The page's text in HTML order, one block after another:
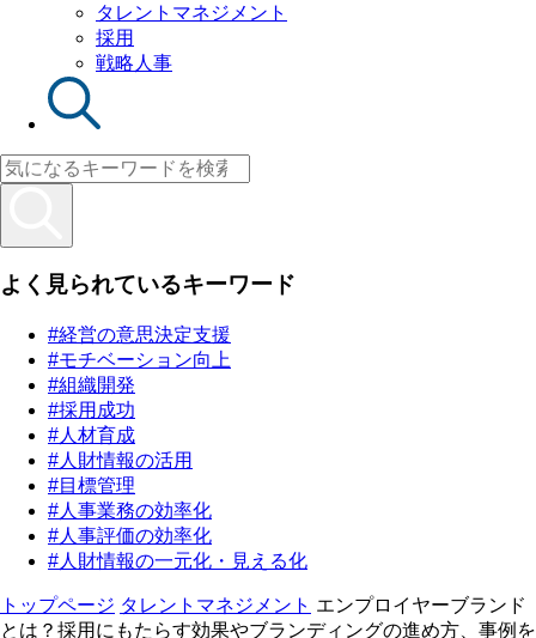
タレントマネジメント
採用
戦略人事
よく見られているキーワード
#経営の意思決定支援
#モチベーション向上
#組織開発
#採用成功
#人材育成
#人財情報の活用
#目標管理
#人事業務の効率化
#人事評価の効率化
#人財情報の一元化・見える化
トップページ タレントマネジメント エンプロイヤーブランド
とは？採用にもたらす効果やブランディングの進め方、事例を